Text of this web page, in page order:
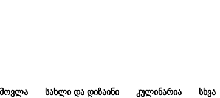
ᲛᲝᲕᲚᲐ ᲡᲐᲮᲚᲘ ᲓᲐ ᲓᲘᲖᲐᲘᲜᲘ ᲙᲣᲚᲘᲜᲐᲠᲘᲐ ᲡᲮᲕᲐ